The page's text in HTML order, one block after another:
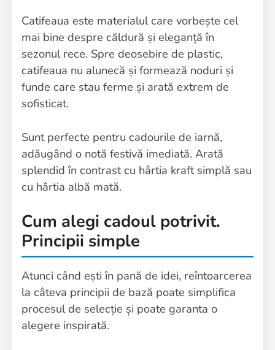
Catifeaua este materialul care vorbește cel
mai bine despre căldură și eleganță în
sezonul rece. Spre deosebire de plastic,
catifeaua nu alunecă și formează noduri și
funde care stau ferme și arată extrem de
sofisticat.
Sunt perfecte pentru cadourile de iarnă,
adăugând o notă festivă imediată. Arată
splendid în contrast cu hârtia kraft simplă sau
cu hârtia albă mată.
Cum alegi cadoul potrivit.
Principii simple
Atunci când ești în pană de idei, reîntoarcerea
la câteva principii de bază poate simplifica
procesul de selecție și poate garanta o
alegere inspirată.